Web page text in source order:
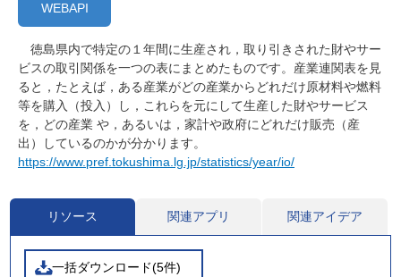
WEBAPI
徳島県内で特定の１年間に生産され，取り引きされた財やサー
ビスの取引関係を一つの表にまとめたものです。産業連関表を見
ると，たとえば，ある産業がどの産業からどれだけ原材料や燃料
等を購入（投入）し，これらを元にして生産した財やサービス
を，どの産業 や，あるいは，家計や政府にどれだけ販売（産
出）しているのかが分かります。
https://www.pref.tokushima.lg.jp/statistics/year/io/
リソース 関連アプリ 関連アイデア
一括ダウンロード(5件)